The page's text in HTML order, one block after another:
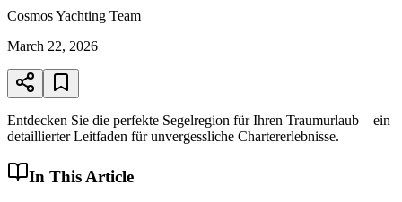
Cosmos Yachting Team
March 22, 2026
Entdecken Sie die perfekte Segelregion für Ihren Traumurlaub – ein
detaillierter Leitfaden für unvergessliche Chartererlebnisse.
In This Article